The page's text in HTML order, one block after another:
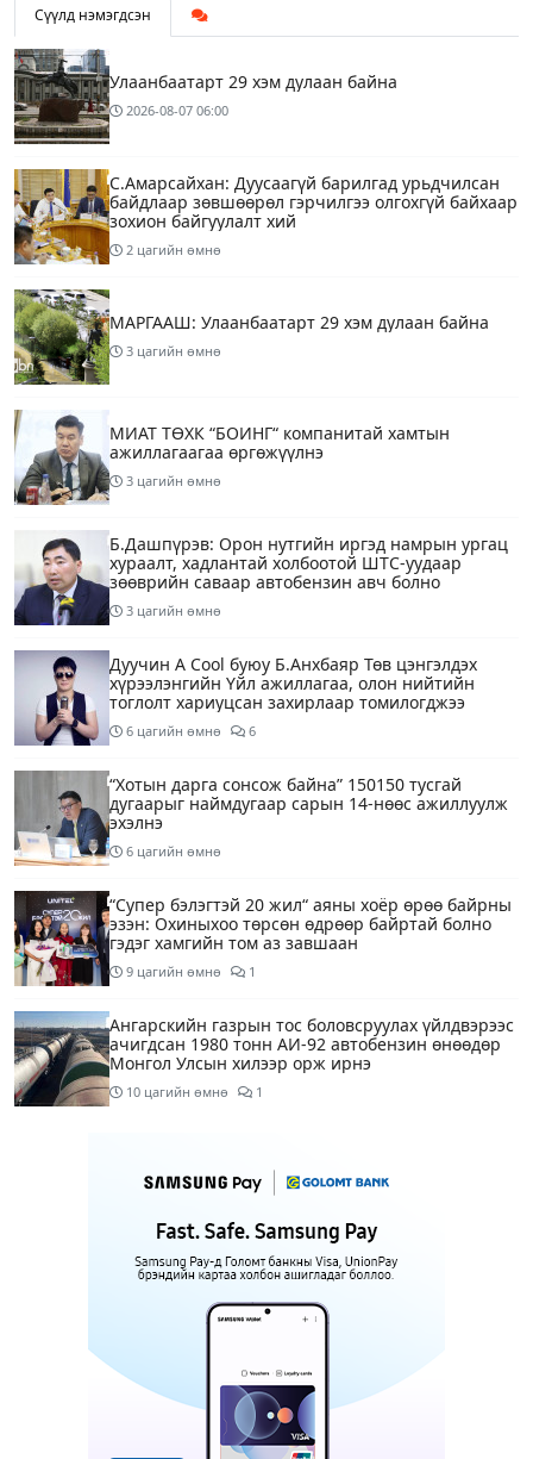
Сүүлд нэмэгдсэн
Улаанбаатарт 29 хэм дулаан байна
2026-08-07 06:00
С.Амарсайхан: Дуусаагүй барилгад урьдчилсан
байдлаар зөвшөөрөл гэрчилгээ олгохгүй байхаар
зохион байгуулалт хий
2 цагийн өмнө
МАРГААШ: Улаанбаатарт 29 хэм дулаан байна
3 цагийн өмнө
МИАТ ТӨХК “БОИНГ“ компанитай хамтын
ажиллагаагаа өргөжүүлнэ
3 цагийн өмнө
Б.Дашпүрэв: Орон нутгийн иргэд намрын ургац
хураалт, хадлантай холбоотой ШТС-уудаар
зөөврийн саваар автобензин авч болно
3 цагийн өмнө
Дуучин A Cool буюу Б.Анхбаяр Төв цэнгэлдэх
хүрээлэнгийн Үйл ажиллагаа, олон нийтийн
тоглолт хариуцсан захирлаар томилогджээ
6 цагийн өмнө 6
“Хотын дарга сонсож байна” 150150 тусгай
дугаарыг наймдугаар сарын 14-нөөс ажиллуулж
эхэлнэ
6 цагийн өмнө
“Супер бэлэгтэй 20 жил“ аяны хоёр өрөө байрны
эзэн: Охиныхоо төрсөн өдрөөр байртай болно
гэдэг хамгийн том аз завшаан
9 цагийн өмнө 1
Ангарскийн газрын тос боловсруулах үйлдвэрээс
ачигдсан 1980 тонн АИ-92 автобензин өнөөдөр
Монгол Улсын хилээр орж ирнэ
10 цагийн өмнө 1
төрийн бодлогын хомсдол үүсээд байна
Нэгдүгээр хорооллын арын замыг өнөөдөр орой
23:00 цагаас түр хааж, борооны ус зайлуулах
шугамын хөндлөн сэтэлгээ хийнэ
Нэгдүгээр ангид элсэгчдийн бүртгэлийг энэ
сарын 17-ноос E-Mongolia системээр зохион
12 цагийн өмнө